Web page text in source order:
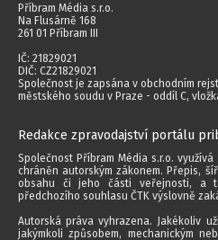
Příbram Média s.r.o.
Na Flusárně 168
261 01 Příbram III
IČ: 21829021
DIČ: CZ21829021
Společnost je zapsána v obchodním
městského soudu v Praze - oddíl C,
Redakce zpravodajství portálu
Společnost Příbram Média s.r.o.
chráněn autorským zákonem. Přepis,
obsahu či jeho části veřejnosti, a
předchozího souhlasu ČTK výslovně
Autorská práva vyhrazena. Jakékoliv
jakýmkoli způsobem, mechanickým